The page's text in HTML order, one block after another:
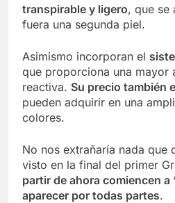
transpirable y ligero, que se
fuera una segunda piel.
Asimismo incorporan el
que proporciona una mayor
reactiva. Su precio también
pueden adquirir en una
colores.
No nos extrañaría nada que
visto en la final del primer
partir de ahora comiencen a
aparecer por todas partes.